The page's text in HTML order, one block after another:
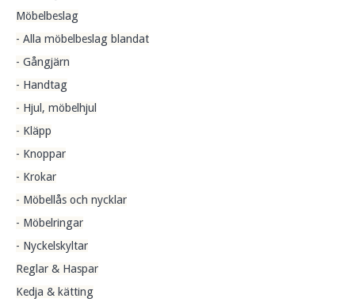
Möbelbeslag
- Alla möbelbeslag blandat
- Gångjärn
- Handtag
- Hjul, möbelhjul
- Kläpp
- Knoppar
- Krokar
- Möbellås och nycklar
- Möbelringar
- Nyckelskyltar
Reglar & Haspar
Kedja & kätting